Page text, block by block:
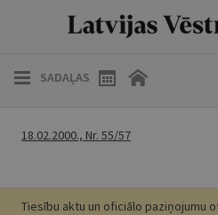
SADAĻAS
18.02.2000., Nr. 55/57
Tiesību aktu un oficiālo paziņojumu